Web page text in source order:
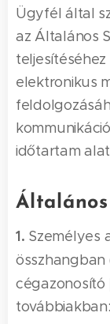
Ügyfél által
az Általános
teljesítéséhez
elektronikus
időtartam
1. Személyes
összhangban
cégazonosító